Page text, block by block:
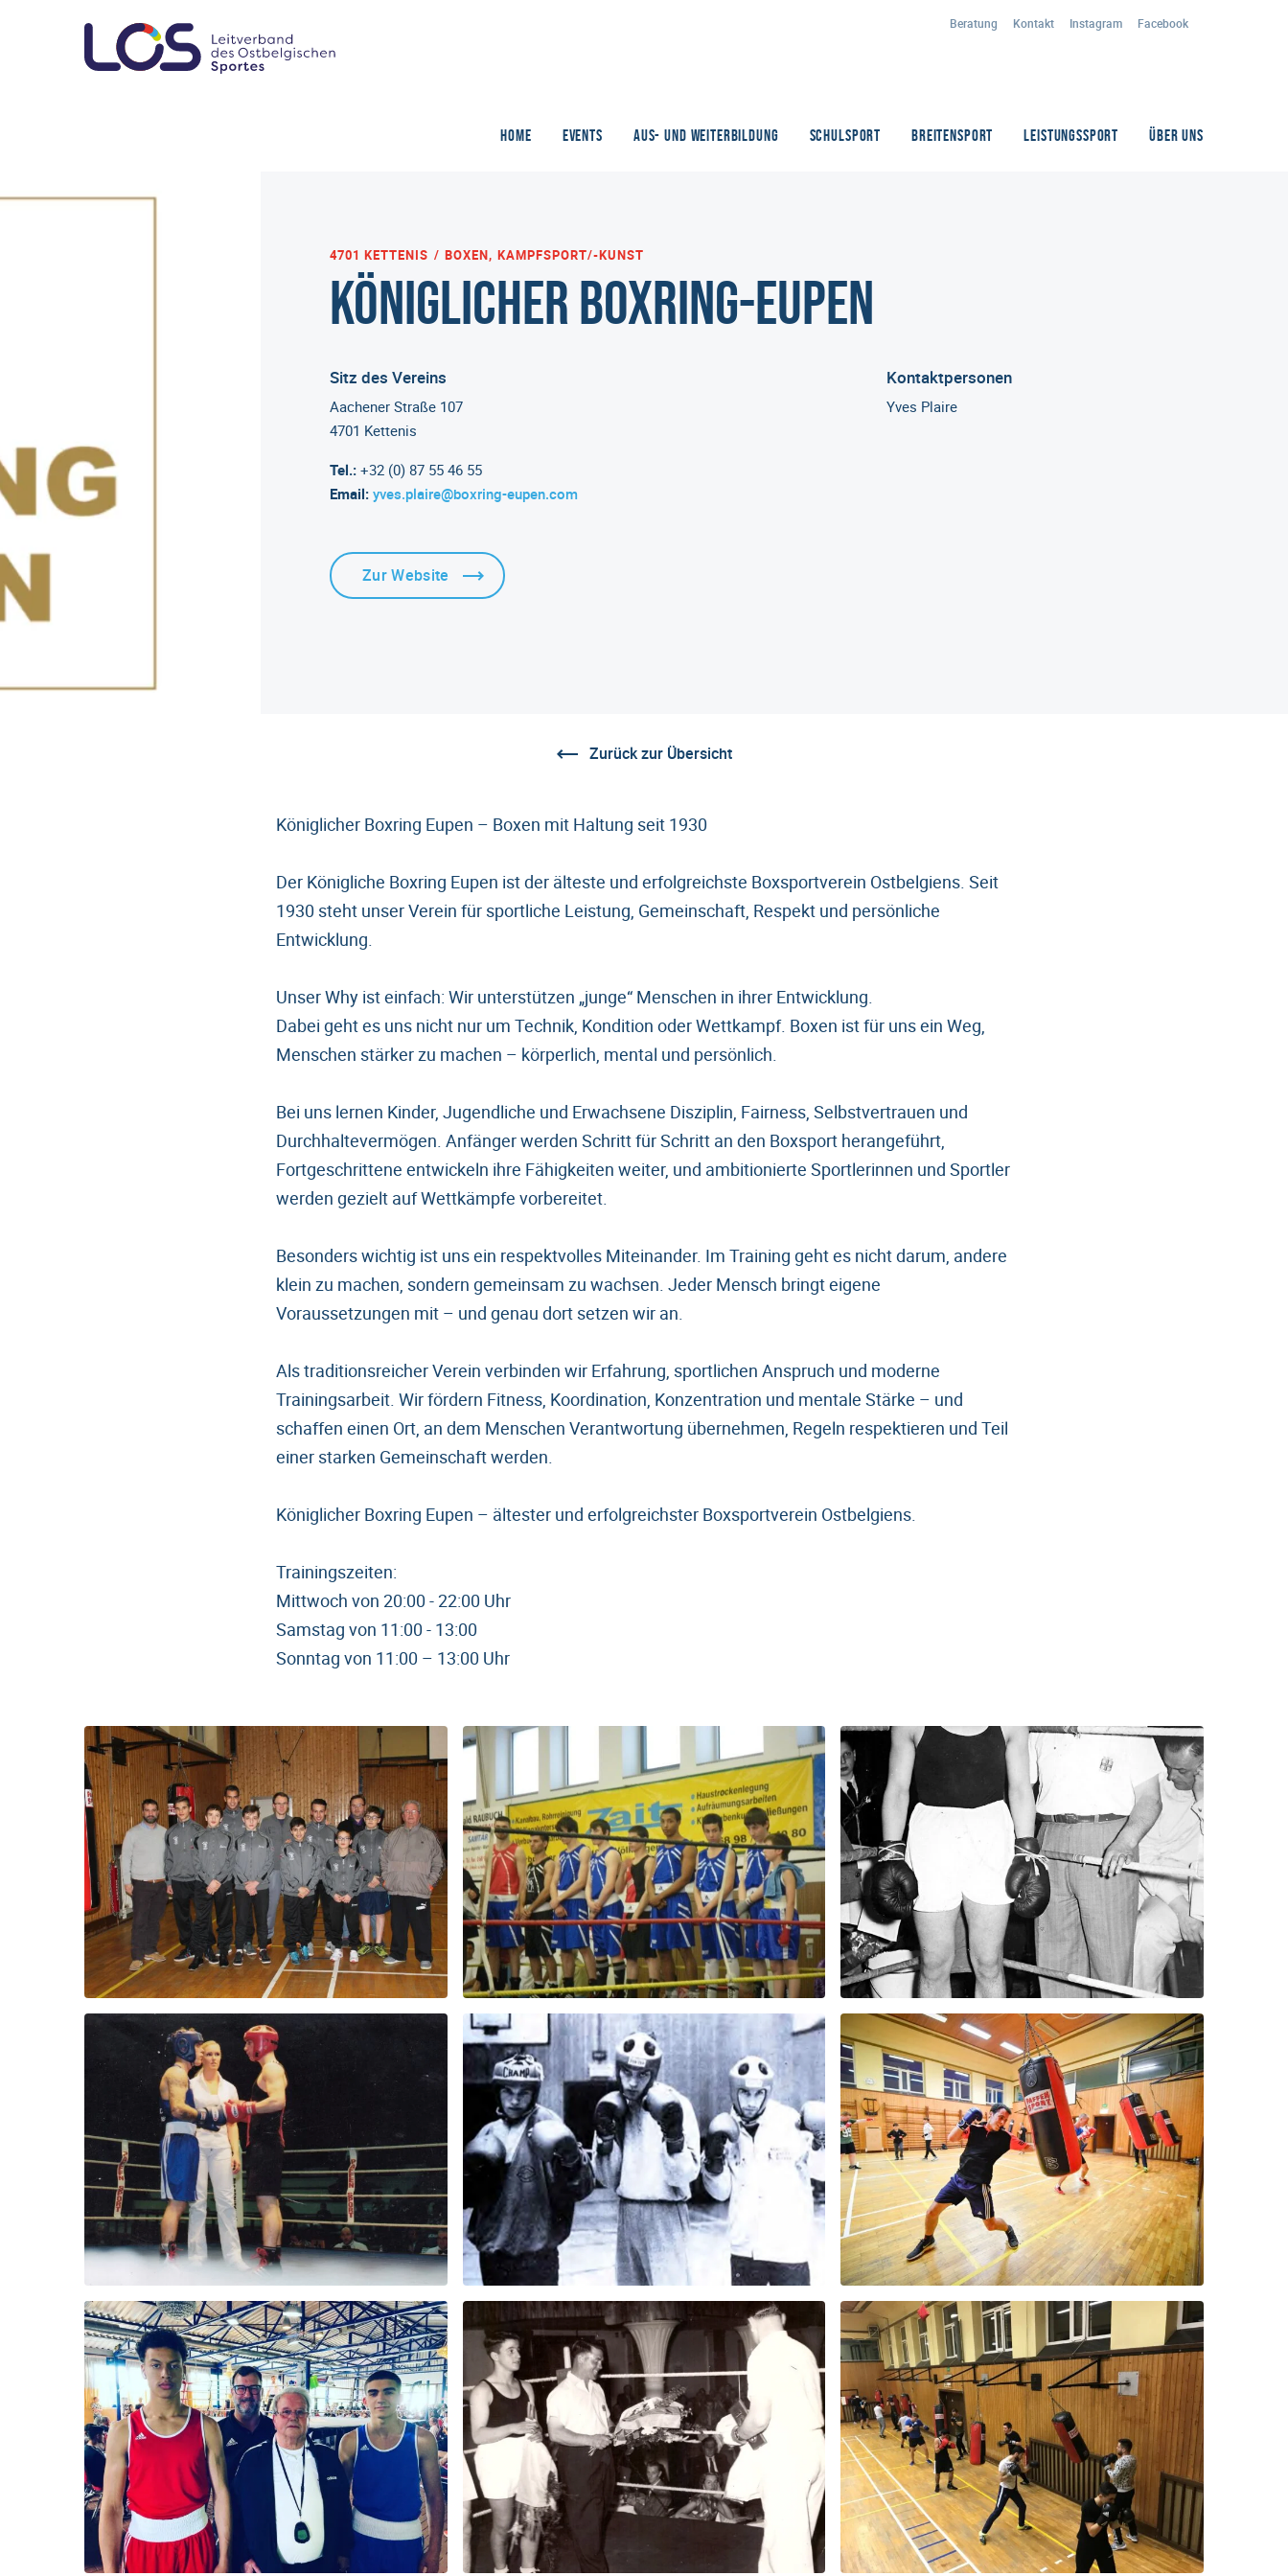
Beratung Kontakt Instagram Facebook
HOME EVENTS AUS- UND WEITERBILDUNG SCHULSPORT BREITENSPORT LEISTUNGSSPORT ÜBER UNS
4701 KETTENIS BOXEN, KAMPFSPORT/-KUNST
Königlicher Boxring-Eupen
Sitz des Vereins
Aachener Straße 107
4701 Kettenis
Tel.: +32 (0) 87 55 46 55
Email: yves.plaire@boxring-eupen.com
Kontaktpersonen
Yves Plaire
Zur Website
Zurück zur Übersicht
Königlicher Boxring Eupen – Boxen mit Haltung seit 1930
Der Königliche Boxring Eupen ist der älteste und erfolgreichste Boxsportverein Ostbelgiens. Seit
1930 steht unser Verein für sportliche Leistung, Gemeinschaft, Respekt und persönliche
Entwicklung.
Unser Why ist einfach: Wir unterstützen „junge“ Menschen in ihrer Entwicklung.
Dabei geht es uns nicht nur um Technik, Kondition oder Wettkampf. Boxen ist für uns ein Weg,
Menschen stärker zu machen – körperlich, mental und persönlich.
Bei uns lernen Kinder, Jugendliche und Erwachsene Disziplin, Fairness, Selbstvertrauen und
Durchhaltevermögen. Anfänger werden Schritt für Schritt an den Boxsport herangeführt,
Fortgeschrittene entwickeln ihre Fähigkeiten weiter, und ambitionierte Sportlerinnen und Sportler
werden gezielt auf Wettkämpfe vorbereitet.
Besonders wichtig ist uns ein respektvolles Miteinander. Im Training geht es nicht darum, andere
klein zu machen, sondern gemeinsam zu wachsen. Jeder Mensch bringt eigene
Voraussetzungen mit – und genau dort setzen wir an.
Als traditionsreicher Verein verbinden wir Erfahrung, sportlichen Anspruch und moderne
Trainingsarbeit. Wir fördern Fitness, Koordination, Konzentration und mentale Stärke – und
schaffen einen Ort, an dem Menschen Verantwortung übernehmen, Regeln respektieren und Teil
einer starken Gemeinschaft werden.
Königlicher Boxring Eupen – ältester und erfolgreichster Boxsportverein Ostbelgiens.
Trainingszeiten:
Mittwoch von 20:00 - 22:00 Uhr
Samstag von 11:00 - 13:00
Sonntag von 11:00 – 13:00 Uhr